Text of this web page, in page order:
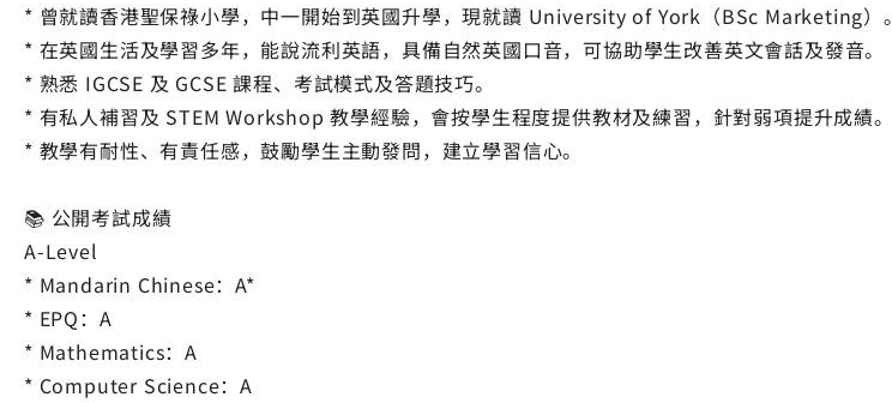
* 曾就讀香港聖保祿小學，中一開始到英國升學，現就讀 University of York（BSc Marketing）。
* 在英國生活及學習多年，能說流利英語，具備自然英國口音，可協助學生改善英文會話及發音。
* 熟悉 IGCSE 及 GCSE 課程、考試模式及答題技巧。
* 有私人補習及 STEM Workshop 教學經驗，會按學生程度提供教材及練習，針對弱項提升成績。
* 教學有耐性、有責任感，鼓勵學生主動發問，建立學習信心。
📚 公開考試成績
A-Level
* Mandarin Chinese：A*
* EPQ：A
* Mathematics：A
* Computer Science：A